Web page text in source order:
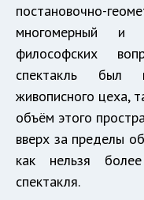
постановочно-
многомерный и
философских
спектакль был
живописного цеха,
объём этого
вверх за пределы
как нельзя
спектакля.